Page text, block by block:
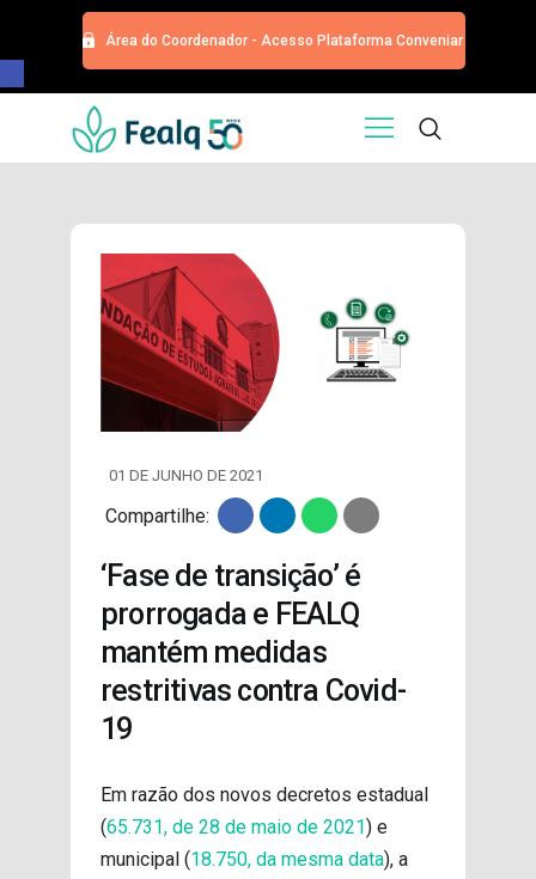
Barra de Ferramentas Aberta
Área do Coordenador - Acesso Plataforma Conveniar
HOME
EDITORA
PROGRAMA DE APOIOS
TRABALHE CONOSCO
NOTÍCIAS
CONTATO
ESPECIALIZAÇÕES USP
DOAÇÕES PARA
PROJETOS
01 DE JUNHO DE 2021
Compartilhe:
‘Fase de transição’ é
prorrogada e FEALQ
mantém medidas
restritivas contra Covid-
19
Em razão dos novos decretos estadual
(65.731, de 28 de maio de 2021) e
municipal (18.750, da mesma data), a